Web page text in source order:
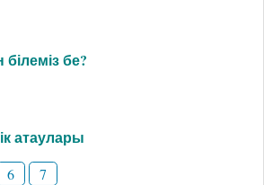
білеміз бе?
атаулары
6 7